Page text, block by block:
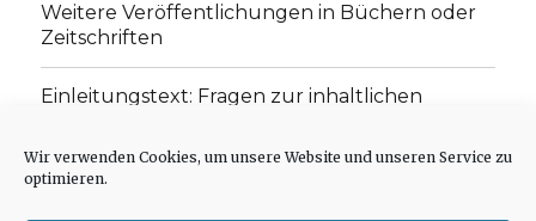
Wir verwenden Cookies, um unsere Website und unseren Service zu
optimieren.
Weitere Veröffentlichungen in Büchern oder
Zeitschriften
Einleitungstext: Fragen zur inhaltlichen
„schwachen Glaubens“